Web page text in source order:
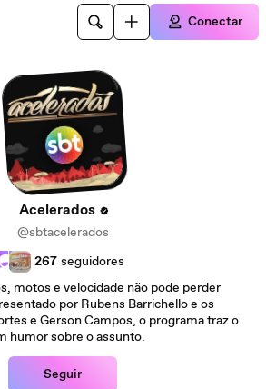
Conectar
Acelerados
@sbtacelerados
267 seguidores
motos e velocidade não pode perder
por Rubens Barrichello e os
e Gerson Campos, o programa traz o
humor sobre o assunto.
Seguir